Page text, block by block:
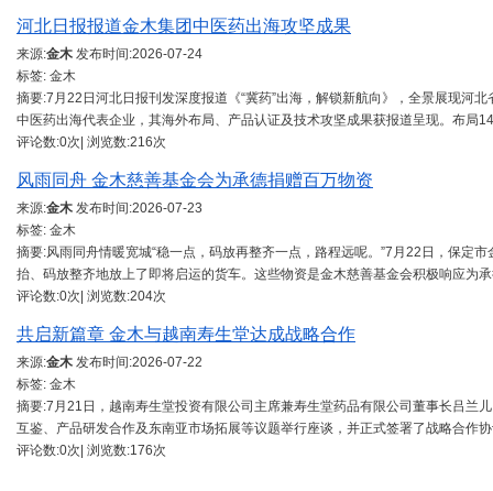
河北日报报道金木集团中医药出海攻坚成果
来源:金木 发布时间:2026-07-24
标签: 金木
摘要:7月22日河北日报刊发深度报道《“冀药”出海，解锁新航向》，全景展现河
中医药出海代表企业，其海外布局、产品认证及技术攻坚成果获报道呈现。布局
评论数:0次| 浏览数:216次
风雨同舟 金木慈善基金会为承德捐赠百万物资
来源:金木 发布时间:2026-07-23
标签: 金木
摘要:风雨同舟情暖宽城“稳一点，码放再整齐一点，路程远呢。”7月22日，保定
抬、码放整齐地放上了即将启运的货车。这些物资是金木慈善基金会积极响应为
评论数:0次| 浏览数:204次
共启新篇章 金木与越南寿生堂达成战略合作
来源:金木 发布时间:2026-07-22
标签: 金木
摘要:7月21日，越南寿生堂投资有限公司主席兼寿生堂药品有限公司董事长吕兰
互鉴、产品研发合作及东南亚市场拓展等议题举行座谈，并正式签署了战略合作
评论数:0次| 浏览数:176次